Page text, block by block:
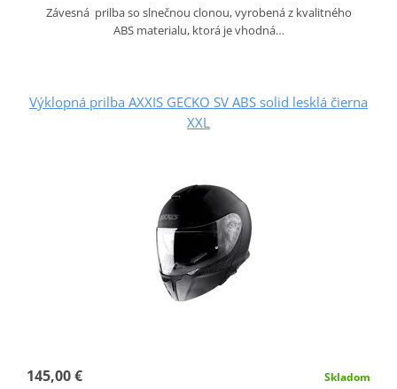
Závesná prilba so slnečnou clonou, vyrobená z kvalitného
ABS materialu, ktorá je vhodná…
Výklopná prilba AXXIS GECKO SV ABS solid lesklá čierna
XXL
145,00 € Skladom